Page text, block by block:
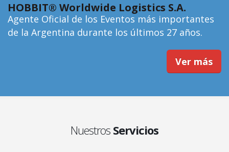
HOBBIT® Worldwide Logistics S.A.
Agente Oficial de los Eventos más importantes
de la Argentina durante los últimos 27 años.
Ver más
Nuestros Servicios